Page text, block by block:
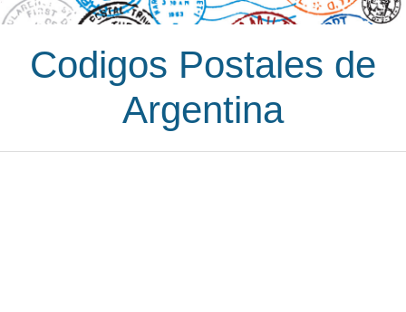
Codigos Postales de
Argentina